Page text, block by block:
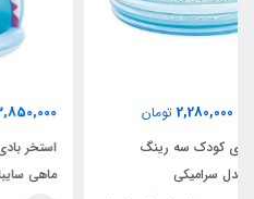
3,850,000
استخر بادی کودک اینتکس طرح
ماهی سایبان دار